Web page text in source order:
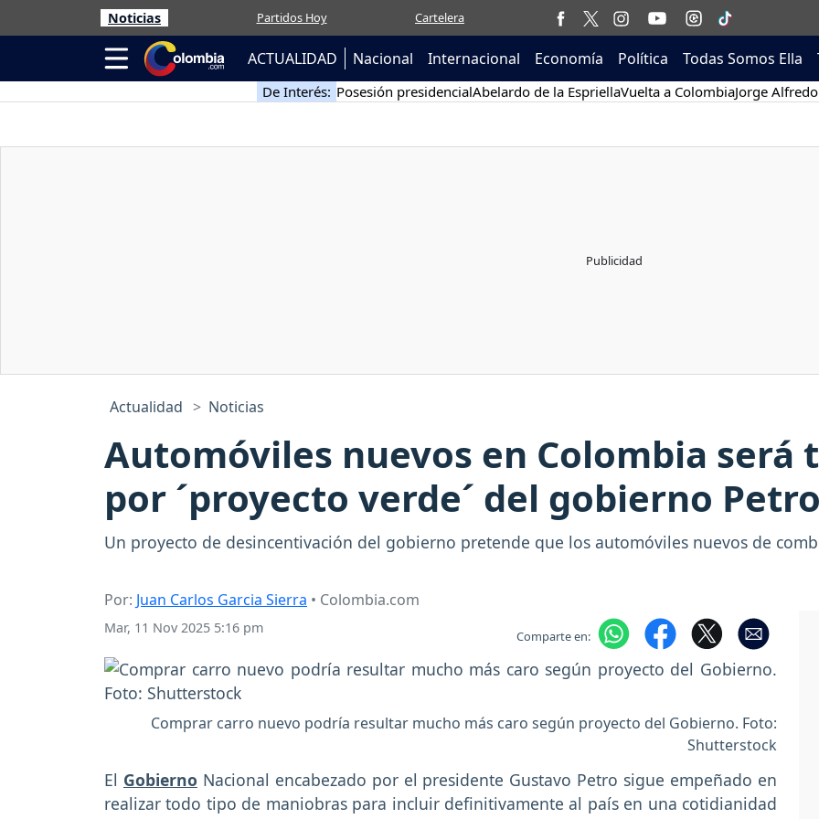
Noticias Partidos Hoy Cartelera
ACTUALIDAD Nacional Internacional Economía Política Todas Somos Ella
De Interés: Posesión presidencialAbelardo de la EspriellaVuelta a ColombiaJorge
Actualidad Noticias
Automóviles nuevos en Colombia será
por ´proyecto verde´ del gobierno
Un proyecto de desincentivación del gobierno pretende que los automóviles nuevos de
Por: Juan Carlos Garcia Sierra • Colombia.com
Mar, 11 Nov 2025 5:16 pm Comparte en:
Comprar carro nuevo podría resultar mucho más caro según proyecto del Gobierno. Foto:
Shutterstock
El Gobierno Nacional encabezado por el presidente Gustavo Petro sigue empeñado en
realizar todo tipo de maniobras para incluir definitivamente al país en una cotidianidad